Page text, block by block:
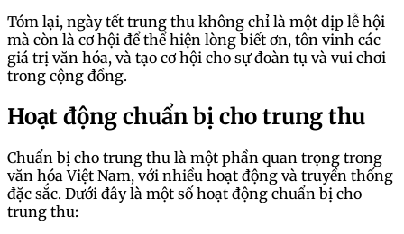
Tóm lại, ngày tết trung thu không chỉ là một dịp lễ hội
mà còn là cơ hội để thể hiện lòng biết ơn, tôn vinh các
giá trị văn hóa, và tạo cơ hội cho sự đoàn tụ và vui chơi
trong cộng đồng.
Hoạt động chuẩn bị cho trung thu
Chuẩn bị cho trung thu là một phần quan trọng trong
văn hóa Việt Nam, với nhiều hoạt động và truyền thống
đặc sắc. Dưới đây là một số hoạt động chuẩn bị cho
trung thu: